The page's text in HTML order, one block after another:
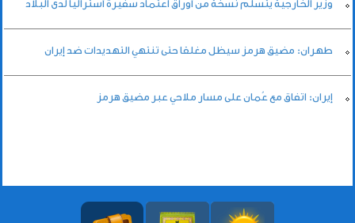
وزير الخارجية يتسلم نسخة من أوراق اعتماد سفيرة أستراليا لدى البلاد
طهران: مضيق هرمز سيظل مغلقا حتى تنتهي التهديدات ضد إيران
إيران: اتفاق مع عُمان على مسار ملاحي عبر مضيق هرمز